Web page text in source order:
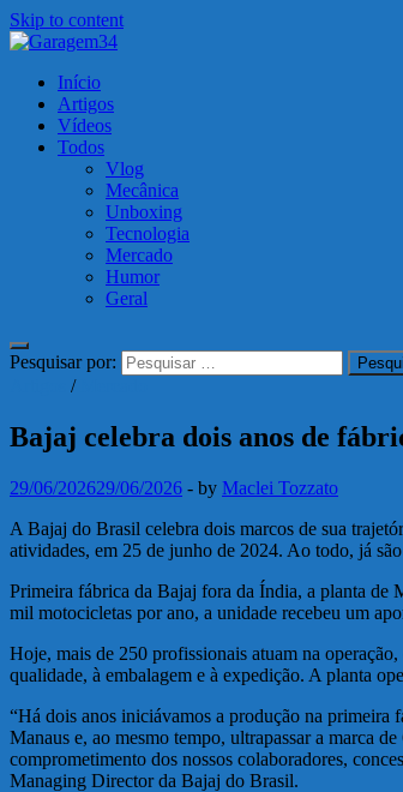
Skip to content
Garagem34
Motos, carros, tecnologia e muito mais!
Início
Artigos
Vídeos
Todos
Vlog
Mecânica
Unboxing
Tecnologia
Mercado
Humor
Geral
Pesquisar por:
/
Bajaj celebra dois anos de
29/06/202629/06/2026 - by Maclei Tozzato
A Bajaj do Brasil celebra dois marcos de sua
atividades, em 25 de junho de 2024. Ao todo, já
Primeira fábrica da Bajaj fora da Índia, a planta de
mil motocicletas por ano, a unidade recebeu um
Hoje, mais de 250 profissionais atuam na
qualidade, à embalagem e à expedição. A planta
“Há dois anos iniciávamos a produção na
Manaus e, ao mesmo tempo, ultrapassar a marca
comprometimento dos nossos colaboradores,
Managing Director da Bajaj do Brasil.